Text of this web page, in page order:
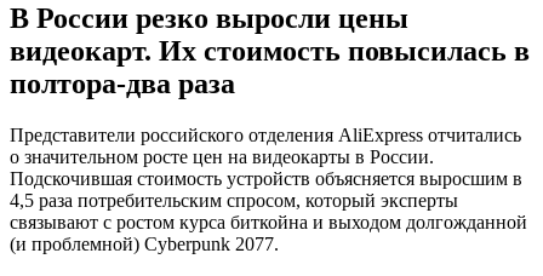
В России резко выросли цены
видеокарт. Их стоимость повысилась в
полтора-два раза
Представители российского отделения AliExpress отчитались
о значительном росте цен на видеокарты в России.
Подскочившая стоимость устройств объясняется выросшим в
4,5 раза потребительским спросом, который эксперты
связывают с ростом курса биткойна и выходом долгожданной
(и проблемной) Cyberpunk 2077.